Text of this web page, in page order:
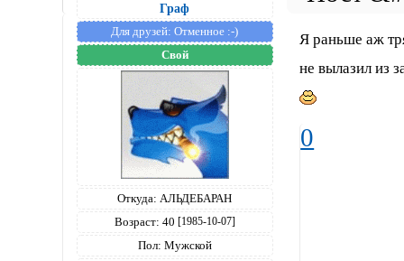
Граф
Для друзей: Отменное :-)
Свой
Откуда: АЛЬДЕБАРАН
Возраст: 40 [1985-10-07]
Пол: Мужской
Я раньше аж
не вылазил из
0